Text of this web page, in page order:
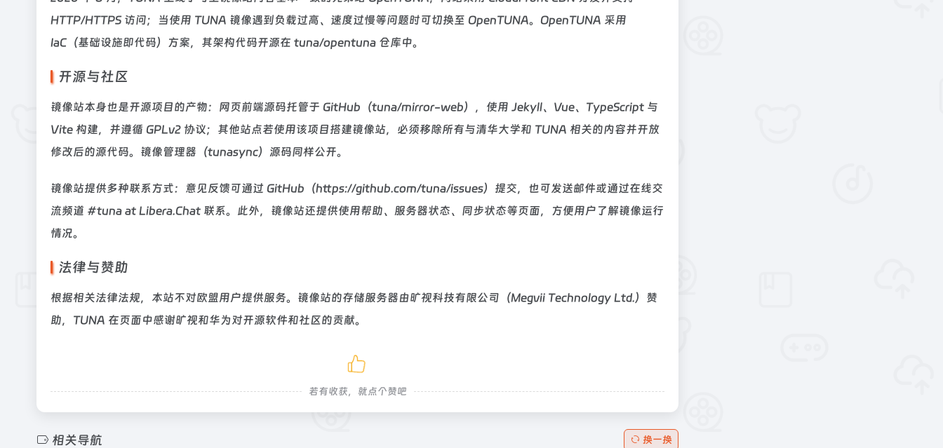
HTTP/HTTPS 访问；当使用 TUNA 镜像遇到负载过高、速度过慢等问题时可切换至 OpenTUNA。OpenTUNA 采用
IaC（基础设施即代码）方案，其架构代码开源在 tuna/opentuna 仓库中。
开源与社区
镜像站本身也是开源项目的产物：网页前端源码托管于 GitHub（tuna/mirror-web），使用 Jekyll、Vue、TypeScript 与
Vite 构建，并遵循 GPLv2 协议；其他站点若使用该项目搭建镜像站，必须移除所有与清华大学和 TUNA 相关的内容并开放
修改后的源代码。镜像管理器（tunasync）源码同样公开。
镜像站提供多种联系方式：意见反馈可通过 GitHub（https://github.com/tuna/issues）提交，也可发送邮件或通过在线交
流频道 #tuna at Libera.Chat 联系。此外，镜像站还提供使用帮助、服务器状态、同步状态等页面，方便用户了解镜像运行
情况。
法律与赞助
根据相关法律法规，本站不对欧盟用户提供服务。镜像站的存储服务器由旷视科技有限公司（Megvii Technology Ltd.）赞
助，TUNA 在页面中感谢旷视和华为对开源软件和社区的贡献。
若有收获，就点个赞吧
相关导航 换一换